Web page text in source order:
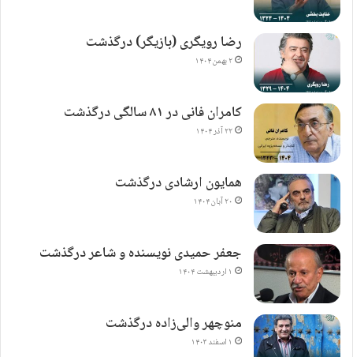
رضا رویگری (بازیگر) درگذشت
۲ بهمن ۱۴۰۴
کامران فانی در ۸۱ سالگی درگذشت
۲۲ آذر ۱۴۰۴
همایون ارشادی درگذشت
۲۰ آبان ۱۴۰۴
جعفر حمیدی نویسنده و شاعر درگذشت
۱ اردیبهشت ۱۴۰۴
منوچهر والی‌زاده درگذشت
۱ اسفند ۱۴۰۳